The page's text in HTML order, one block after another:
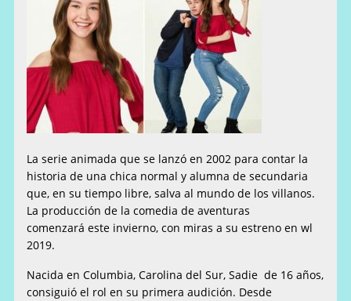
La serie animada que se lanzó en 2002 para contar la
historia de una chica normal y alumna de secundaria
que, en su tiempo libre, salva al mundo de losvillanos.
La producción de lacomedia de aventuras
comenzaráeste invierno, con miras a su estreno en wl
2019.
Nacida en Columbia, Carolina del Sur, Sadie de 16 años,
consiguióel rol en su primera audición. Desde